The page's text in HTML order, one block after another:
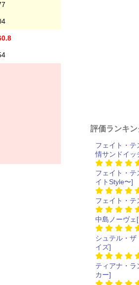
評価ランキン
フェイト・テ
情サンドイッ
フェイト・テ
イトStyle〜]
フェイト・テ
中島ノーヴェ
シュテル・ザ
イズ]
ティアナ・ラ
カー]